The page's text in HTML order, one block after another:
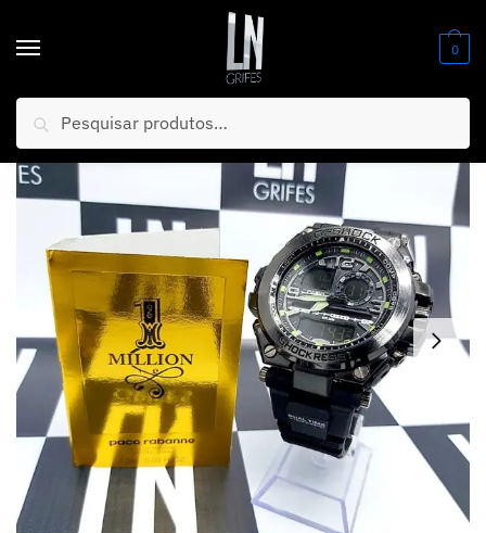
0
Início Relógios / G- Shock / MEGA PROMOÇÃO Relógio G-Shock Prova d’água + Brinde Perfume de Bolso Original